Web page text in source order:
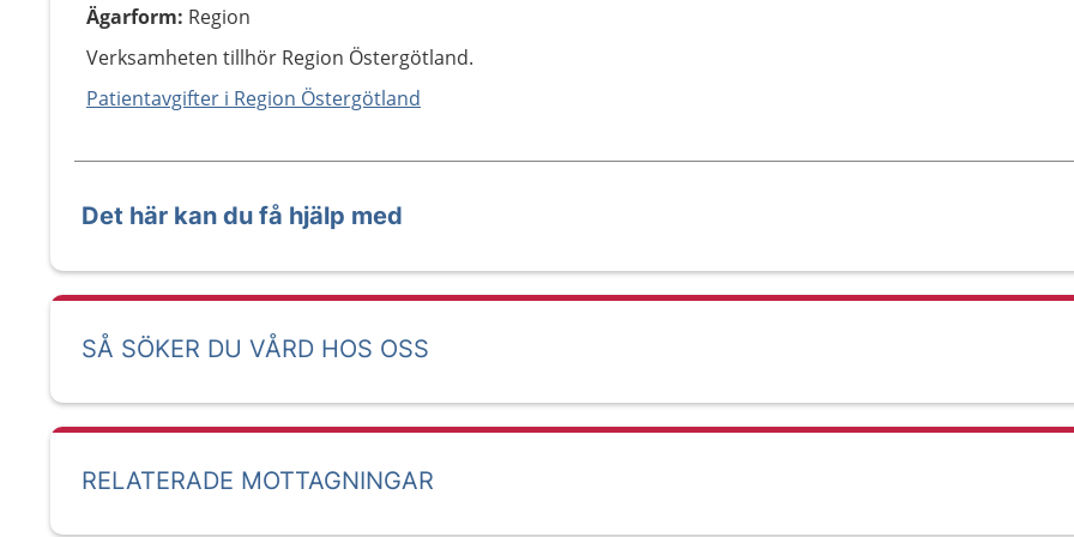
Ägarform: Region
Verksamheten tillhör Region Östergötland.
Patientavgifter i Region Östergötland
Det här kan du få hjälp med
SÅ SÖKER DU VÅRD HOS OSS
RELATERADE MOTTAGNINGAR